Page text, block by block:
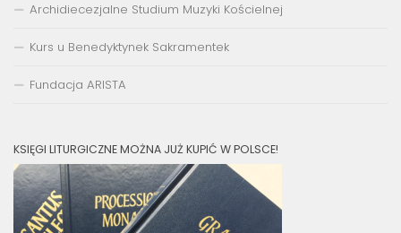
Archidiecezjalne Studium Muzyki Kościelnej
Kurs u Benedyktynek Sakramentek
Fundacja ARISTA
KSIĘGI LITURGICZNE MOŻNA JUŻ KUPIĆ W POLSCE!